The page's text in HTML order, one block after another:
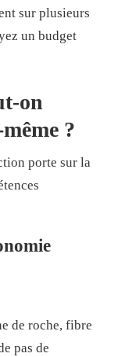
sur plusieurs
un budget
on
?
porte sur la
de roche, fibre
pas de